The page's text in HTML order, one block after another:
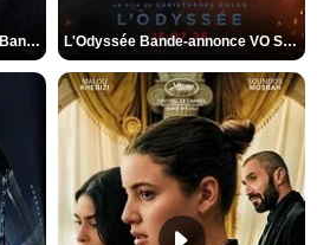
Spider-Man: Brand New Day Bande-annonce VO STFR L'Odyssée Bande-annonce VO STFR